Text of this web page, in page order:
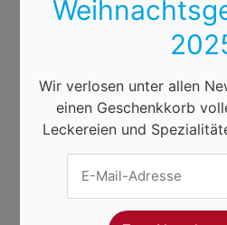
Wir verlosen unter allen
einen Geschenkkorb
Leckereien und